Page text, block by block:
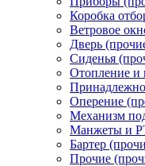
Коробка
Ветровое
Дверь
Сиденья
Отопление и
Оперение
Механизм
Манжеты и
Бартер
Прочие